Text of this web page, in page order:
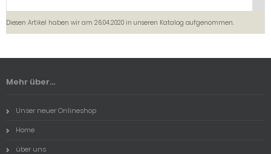
Diesen Artikel haben wir am 26.04.2020 in unseren Katalog aufgenommen.
Mehr über...
Unser neuer Onlineshop
Home
über uns